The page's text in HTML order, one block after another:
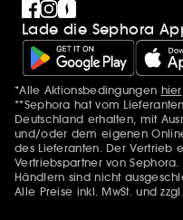
Lade die Sephora
Zusätzlich Erwähnungen
*Alle Aktionsbedingungen hier
**Sephora hat vom
Deutschland erhalten, mit
und/oder dem eigenen
des Lieferanten. Der Vertrieb
Vertriebspartner von
Händlern sind nicht
Alle Preise inkl. MwSt. und